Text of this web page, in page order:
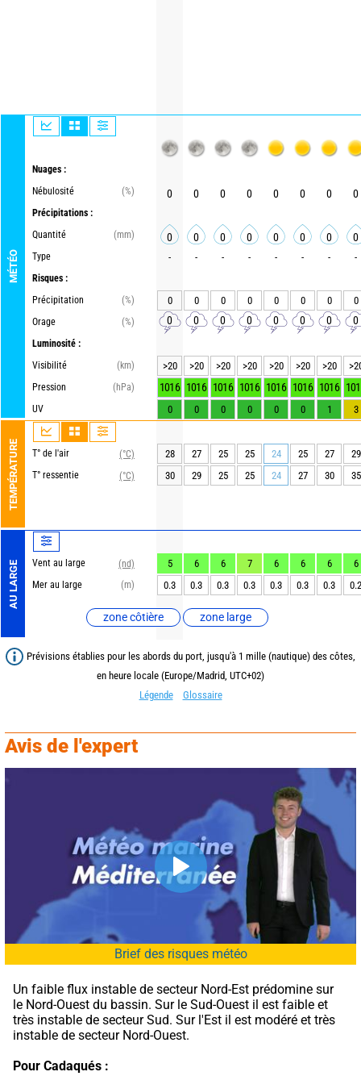
MÉTÉO
Nuages :
Nébulosité
(%)
Précipitations :
Quantité
(mm)
Type
Risques :
Précipitation
(%)
Orage
(%)
Luminosité :
Visibilité
(km)
Pression
(hPa)
UV
TEMPÉRATURE T° de l'air
(°C)
T° ressentie
(°C)
AU LARGE Vent au large
(nd)
Mer au large
(m)
zone côtière zone large
0 0 0 0 0 0 0 0
0 0 0 0 0 0 0 0
- - - - - - - -
0 0 0 0 0 0 0 0
0 0 0 0 0 0 0 0
>20 >20 >20 >20 >20 >20 >20
1016 1016 1016 1016 1016 1016 1016
0 0 0 0 0 0 1 3
28 27 25 25 24 25 27
29
30
29 25 25 24 27 30 35
5 6 6 7 6 6 6
6
0.3
0.3 0.3 0.3 0.3 0.3 0.3 0.2
Prévisions établies pour les abords du port, jusqu'à 1 mille (nautique) des côtes,
en heure locale (Europe/Madrid, UTC+02)
Légende
Glossaire
Avis de l'expert
Brief des risques météo
Un faible flux instable de secteur Nord-Est prédomine sur
le Nord-Ouest du bassin. Sur le Sud-Ouest il est faible et
très instable de secteur Sud. Sur l'Est il est modéré et très
instable de secteur Nord-Ouest.
Pour Cadaqués :